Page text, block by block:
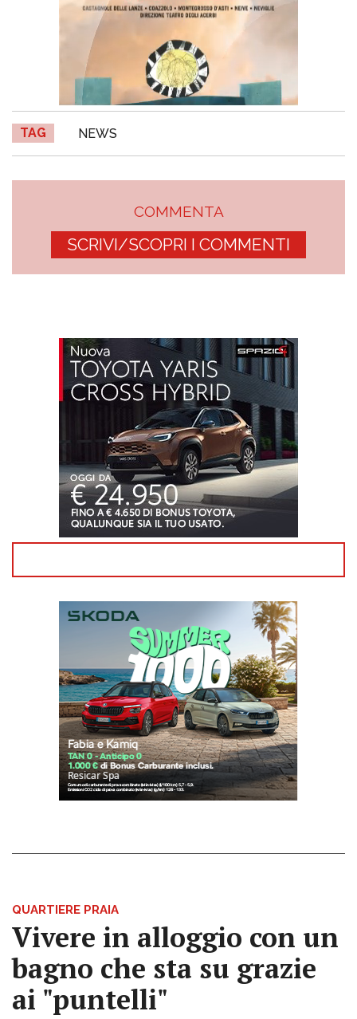
TAG NEWS
COMMENTA
SCRIVI/SCOPRI I COMMENTI
QUARTIERE PRAIA
Vivere in alloggio con un
bagno che sta su grazie
ai "puntelli"